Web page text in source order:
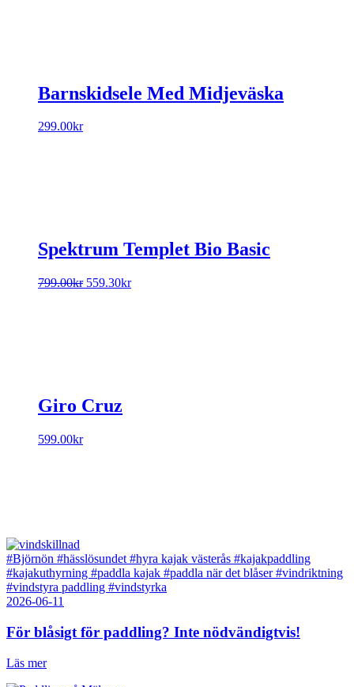
Barnskidsele Med Midjeväska
299.00kr
Spektrum Templet Bio Basic
799.00kr Original
559.30krCurrent
Giro Cruz
599.00kr
#Björnön #hässlösundet #hyra kajak västerås #kajakpaddling
#kajakuthyrning #paddla kajak #paddla när det blåser#vindriktning
#vindstyra paddling #vindstyrka
2026-06-11
För blåsigt för paddling? Inte nödvändigtvis!
Läs mer